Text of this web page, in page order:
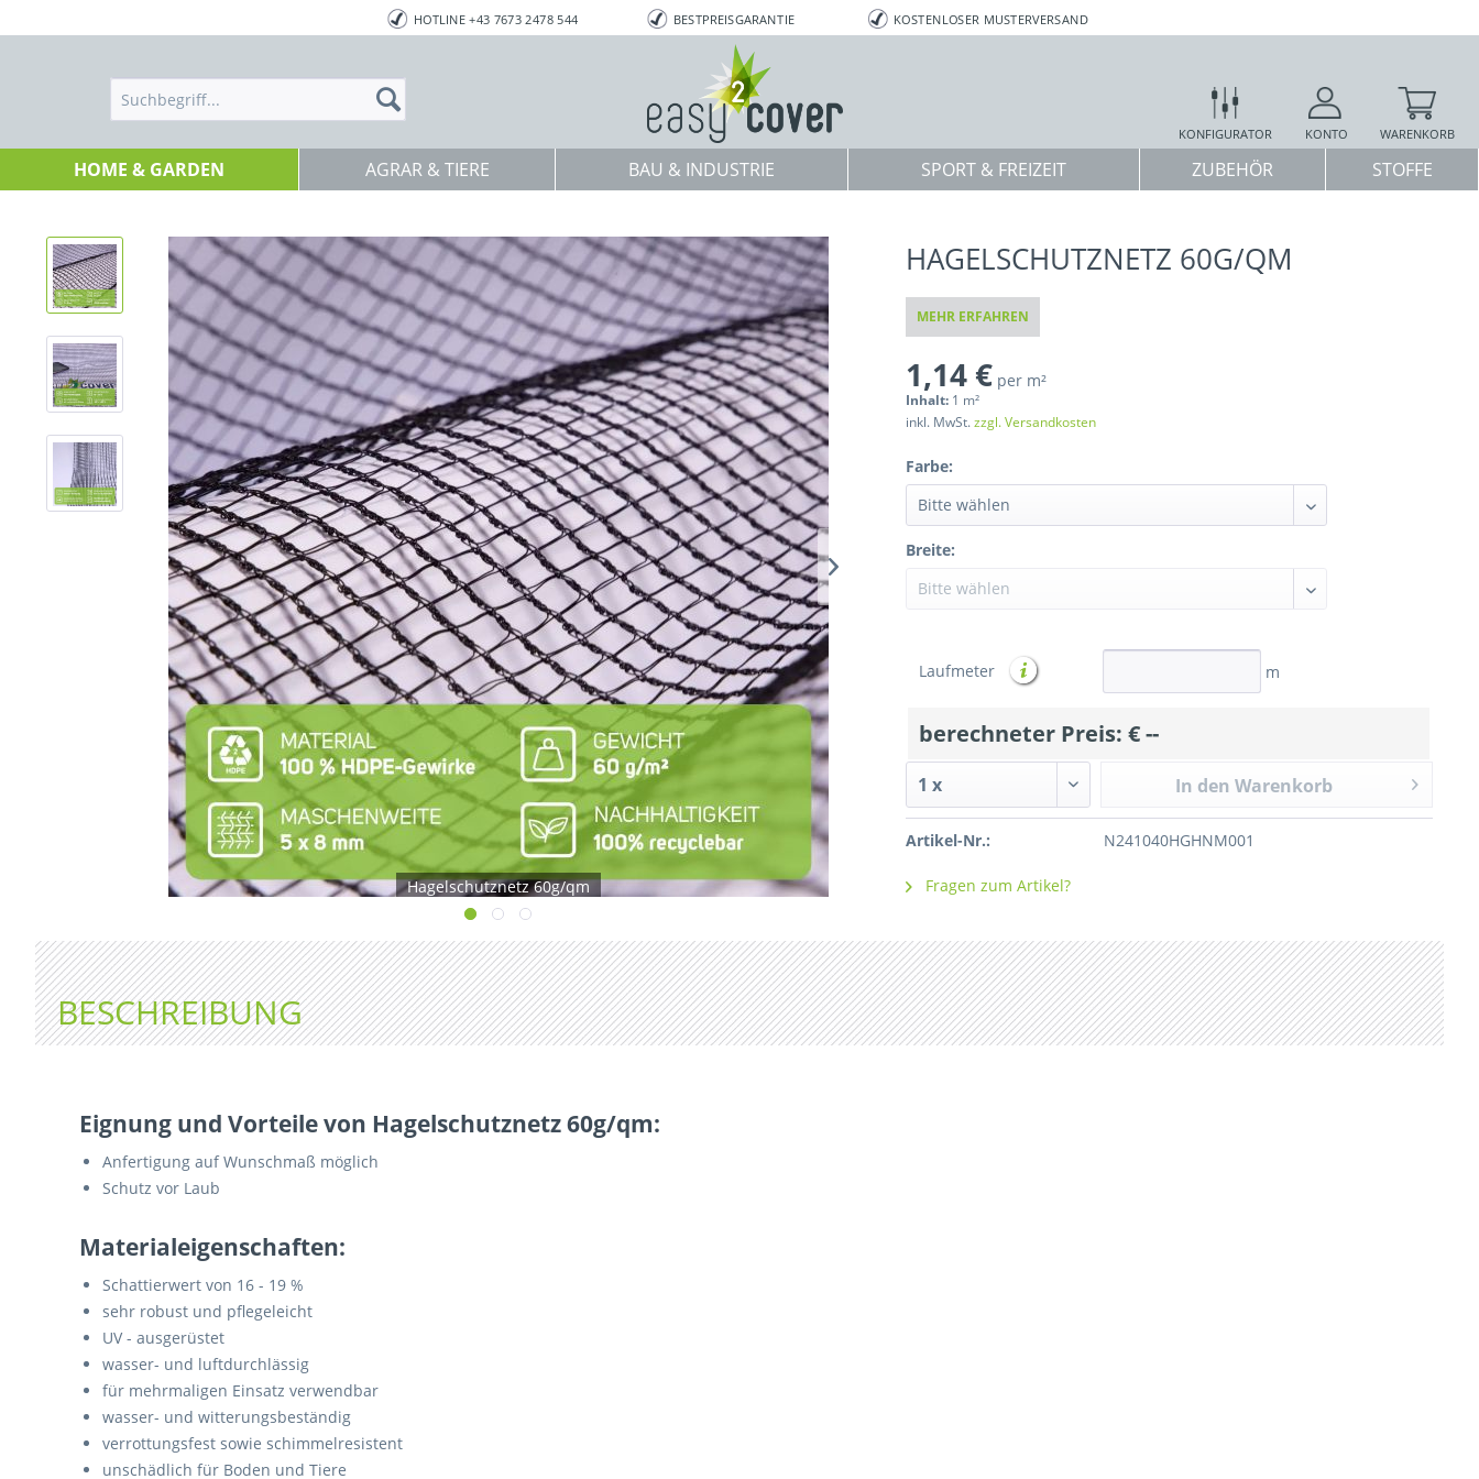
HOTLINE +43 7673 2478 544 BESTPREISGARANTIE KOSTENLOSER MUSTERVERSAND
KONFIGURATOR KONTO WARENKORB
HOME & GARDEN AGRAR & TIERE BAU & INDUSTRIE SPORT & FREIZEIT ZUBEHÖR STOFFE
Hagelschutznetz 60g/qm
HAGELSCHUTZNETZ 60G/QM
MEHR ERFAHREN
1,14 € per m²
Inhalt: 1 m²
inkl. MwSt.zzgl. Versandkosten
Farbe:
Breite:
Laufmeter m
berechneter Preis: €--
In den Warenkorb
Artikel-Nr.: N241040HGHNM001
Fragen zum Artikel?
BESCHREIBUNG
Eignung und Vorteile von Hagelschutznetz 60g/qm:
Anfertigung auf Wunschmaß möglich
Schutz vor Laub
Materialeigenschaften:
Schattierwert von 16 - 19 %
sehr robust und pflegeleicht
UV - ausgerüstet
wasser- und luftdurchlässig
für mehrmaligen Einsatz verwendbar
wasser- und witterungsbeständig
verrottungsfest sowie schimmelresistent
unschädlich für Boden und Tiere